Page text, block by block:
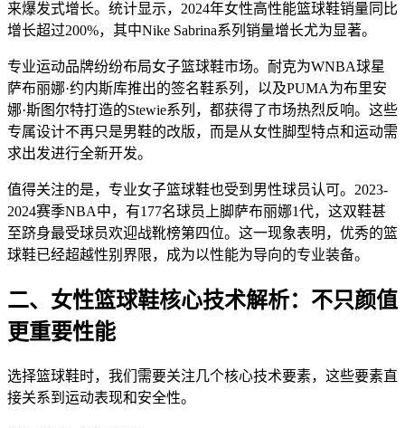
来爆发式增长。统计显示，2024年女性高性能篮球鞋销量同比
增长超过200%，其中Nike Sabrina系列销量增长尤为显著。
专业运动品牌纷纷布局女子篮球鞋市场。耐克为WNBA球星
萨布丽娜·约内斯库推出的签名鞋系列，以及PUMA为布里安
娜·斯图尔特打造的Stewie系列，都获得了市场热烈反响。这些
专属设计不再只是男鞋的改版，而是从女性脚型特点和运动需
求出发进行全新开发。
值得关注的是，专业女子篮球鞋也受到男性球员认可。2023-
2024赛季NBA中，有177名球员上脚萨布丽娜1代，这双鞋甚
至跻身最受球员欢迎战靴榜第四位。这一现象表明，优秀的篮
球鞋已经超越性别界限，成为以性能为导向的专业装备。
二、女性篮球鞋核心技术解析：不只颜值
更重要性能
选择篮球鞋时，我们需要关注几个核心技术要素，这些要素直
接关系到运动表现和安全性。